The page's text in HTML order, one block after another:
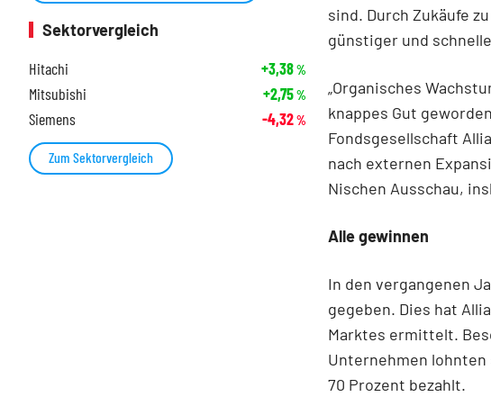
sind. Durch Zukäufe
günstiger und
„Organisches
knappes Gut
Fondsgesellschaft
nach externen
Nischen Ausschau,
Alle gewinnen
In den vergangenen
gegeben. Dies hat
Marktes ermittelt.
Unternehmen lohnten
70 Prozent bezahlt.
Sektorvergleich
Hitachi
+3,38%
Mitsubishi +2,75%
Siemens -4,32%
Zum Sektorvergleich